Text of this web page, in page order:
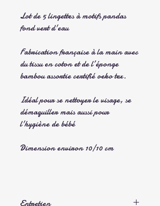
Lot de 5 lingettes à motifs pandas
fond vert d'eau
Fabrication française à la main avec
du tissu en coton et de l’éponge
bambou assortie certifié oeko tex.
Idéal pour se nettoyer le visage, se
démaquiller mais aussi pour
l'hygiène de bébé
Dimension environ 10/10 cm
Entretien